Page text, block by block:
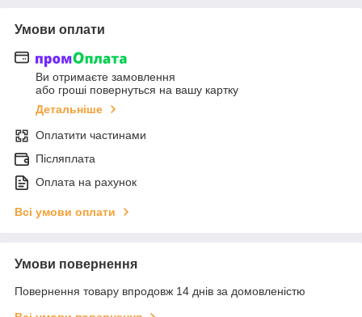
Умови оплати
Ви отримаєте замовлення
або гроші повернуться на вашу картку
Детальніше
Оплатити частинами
Післяплата
Оплата на рахунок
Всі умови оплати
Умови повернення
Повернення товару впродовж 14 днів за домовленістю